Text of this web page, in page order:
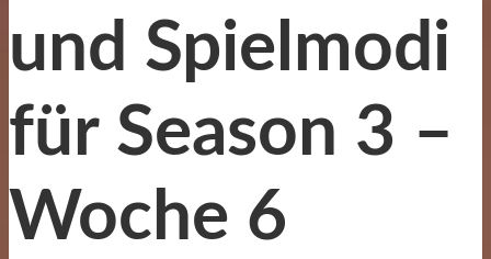
und Spielmodi
für Season 3 –
Woche 6